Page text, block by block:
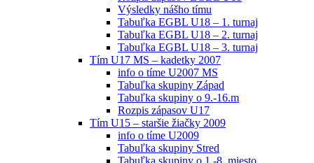
Výsledky nášho tímu
Tabuľka EGBL U18 – 1. turnaj
Tabuľka EGBL U18 – 2. turnaj
Tabuľka EGBL U18 – 3. turnaj
Tím U17 MS – kadetky 2007
info o tíme U2007 MS
Tabuľka skupiny Západ
Tabuľka skupiny o 9.-16.m
Rozpis zápasov U17
Tím U15 – staršie žiačky 2009
info o tíme U2009
Tabuľka skupiny Stred
Tabuľka skupiny o 1.-8. miesto